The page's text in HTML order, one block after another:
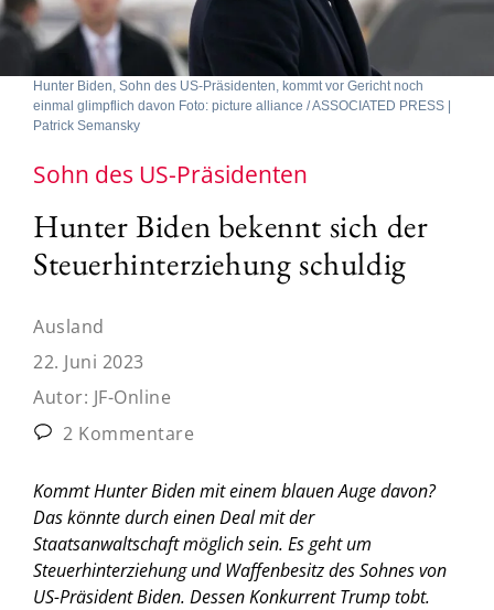
Hunter Biden, Sohn des US-Präsidenten, kommt vor Gericht noch
einmal glimpflich davon Foto: picture alliance / ASSOCIATED PRESS |
Patrick Semansky
Sohn des US-Präsidenten
Hunter Biden bekennt sich der
Steuerhinterziehung schuldig
Ausland
22. Juni 2023
Autor: JF-Online
2 Kommentare
Kommt Hunter Biden mit einem blauen Auge davon?
Das könnte durch einen Deal mit der
Staatsanwaltschaft möglich sein. Es geht um
Steuerhinterziehung und Waffenbesitz des Sohnes von
US-Präsident Biden. Dessen Konkurrent Trump tobt.